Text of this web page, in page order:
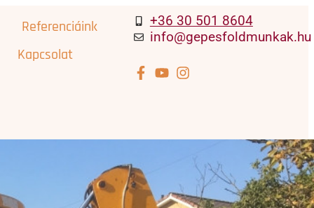
Referenciáink
Kapcsolat
+36 30 501 8604
info@gepesfoldmunkak.hu